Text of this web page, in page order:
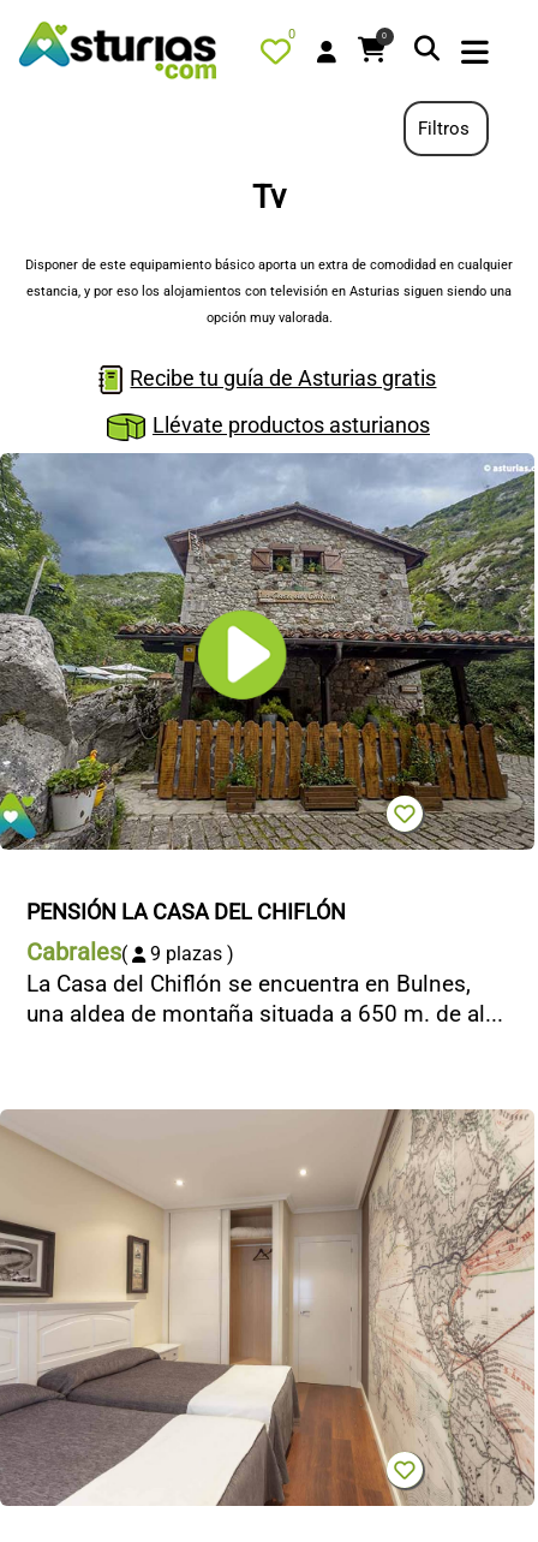
0 0
QUÉ HACER
ALOJAMIENTOS
TURISMO ACTIVO
TIENDA
CONTACTO
Filtros
Tv
Disponer de este equipamiento básico aporta un extra de comodidad en cualquier
estancia, y por eso los alojamientos con televisión en Asturias siguen siendo una
opción muy valorada.
Recibe tu guía de Asturias gratis
Llévate productos asturianos
PENSIÓN LA CASA DEL CHIFLÓN
Cabrales( 9 plazas )
La Casa del Chiflón se encuentra en Bulnes,
una aldea de montaña situada a 650 m. de al...